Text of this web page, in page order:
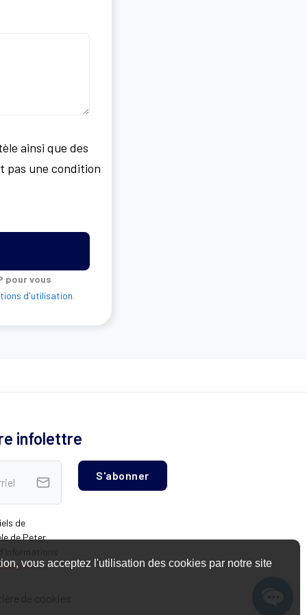
ainsi que des
pas une condition
pour vous
d'utilisation.
infolettre
de
de Peter
.
vous acceptez l'utilisation des cookies par notre site